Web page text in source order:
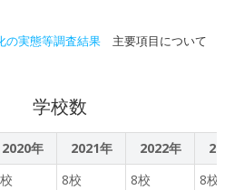
人に配布したタブレット端
ブレット端末を児童に自宅
から各家庭に車で学校まで
来てもらい、接触を避ける
ドリルにある問題をしたり
して親しんでいました。今
の実態等調査結果 主要項目について
学校数
2020年 2021年 2022年
2023
8校 8校 8校